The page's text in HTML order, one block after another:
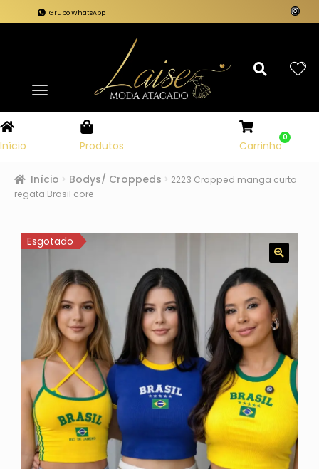
Grupo WhatsApp
Início Produtos Carrinho
0
Início Bodys/ Croppeds
2223 Cropped manga curta
regata Brasil core
Esgotado